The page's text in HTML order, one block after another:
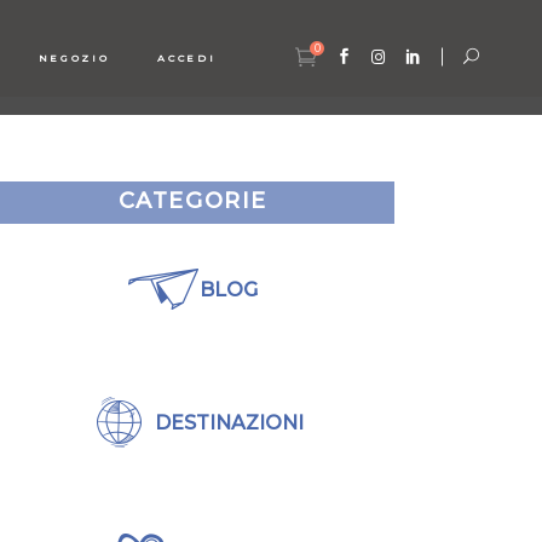
NEGOZIO ACCEDI
0
CATEGORIE
BLOG
DESTINAZIONI